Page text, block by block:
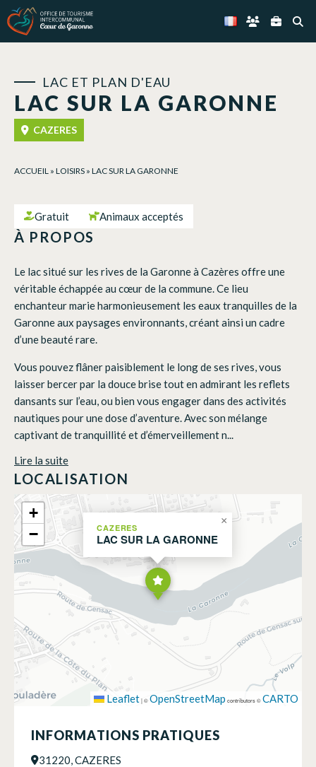
LAC SUR LA GARONNE
LAC ET PLAN D'EAU
CAZERES
ACCUEIL » LOISIRS » LAC SUR LA GARONNE
Gratuit Animaux acceptés
À PROPOS
Le lac situé sur les rives de la Garonne à Cazères offre une
véritable échappée au cœur de la commune. Ce lieu
enchanteur marie harmonieusement les eaux tranquilles de la
Garonne aux paysages environnants, créant ainsi un cadre
d’une beauté rare.
Vous pouvez flâner paisiblement le long de ses rives, vous
laisser bercer par la douce brise tout en admirant les reflets
dansants sur l’eau, ou bien vous engager dans des activités
nautiques pour une dose d’aventure. Avec son mélange
captivant de tranquillité et d’émerveillement n...
Lire la suite
LOCALISATION
CAZERES
LAC SUR LA GARONNE
×
+
−
Leaflet|©OpenStreetMap contributors ©CARTO
INFORMATIONS PRATIQUES
31220, CAZERES
Panneau de gestion des cookies